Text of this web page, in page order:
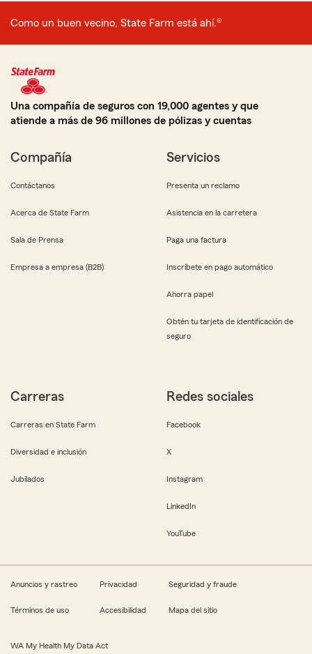
Como un buen vecino, State Farm está ahí.®
Una compañía de seguros con 19,000 agentes y que
atiende a más de 96 millones de pólizas y cuentas
Compañía
Contáctanos
Acerca de State Farm
Sala de Prensa
Empresa a empresa (B2B)
Servicios
Presenta un reclamo
Asistencia en la carretera
Paga una factura
Inscríbete en pago automático
Ahorra papel
Obtén tu tarjeta de identificación de
seguro
Carreras
Carreras en State Farm
Diversidad e inclusión
Jubilados
Redes sociales
Facebook
X
Instagram
LinkedIn
YouTube
Anuncios y rastreo Privacidad Seguridad y fraude
Términos de uso Accesibilidad Mapa del sitio
WA My Health My Data Act